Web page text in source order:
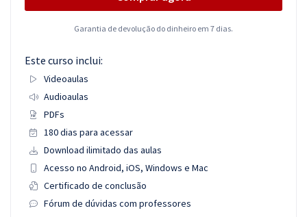
Garantia de devolução do dinheiro em 7 dias.
Este curso inclui:
Videoaulas
Audioaulas
PDFs
180 dias para acessar
Download ilimitado das aulas
Acesso no Android, iOS, Windows e Mac
Certificado de conclusão
Fórum de dúvidas com professores